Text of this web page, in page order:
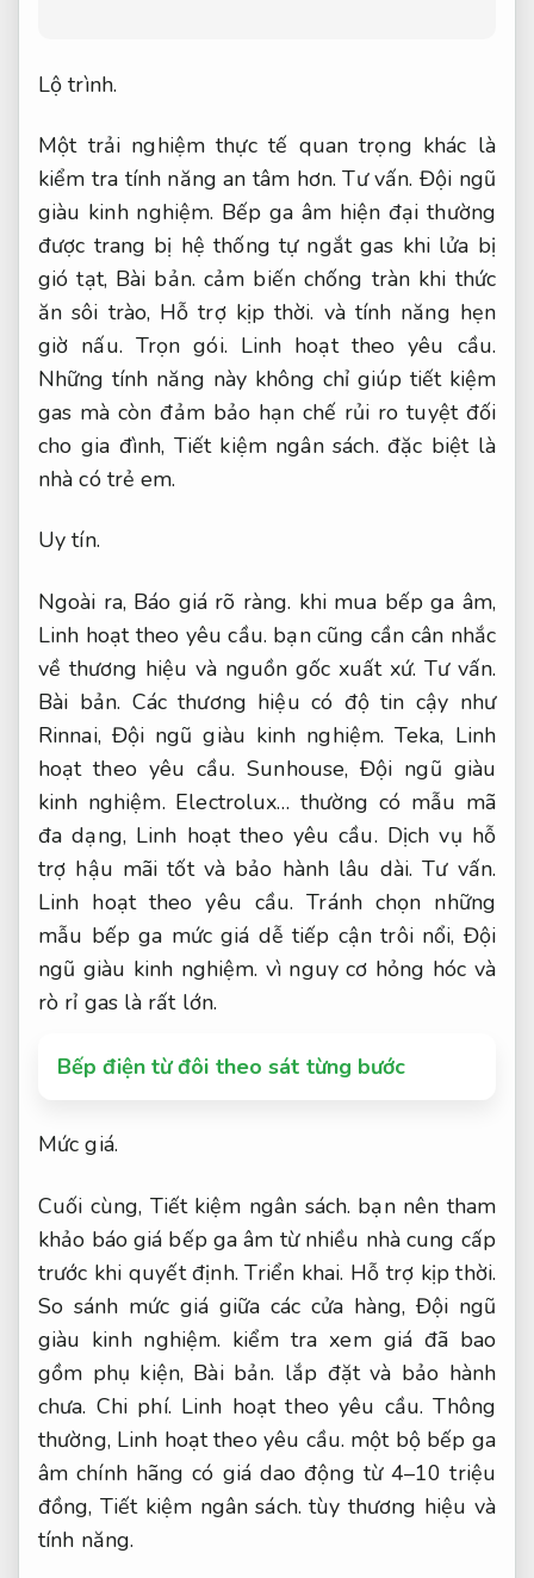
Lộ trình.
Một trải nghiệm thực tế quan trọng khác là
kiểm tra tính năng an tâm hơn.Tư vấn. Đội ngũ
giàu kinh nghiệm. Bếp ga âm hiện đại thường
được trang bị hệ thống tự ngắt gas khi lửa bị
gió tạt, Bài bản. cảm biến chống tràn khi thức
ăn sôi trào, Hỗ trợ kịp thời. và tính năng hẹn
giờ nấu. Trọn gói. Linh hoạt theo yêu cầu.
Những tính năng này không chỉ giúp tiết kiệm
gas mà còn đảm bảo hạn chế rủi ro tuyệt đối
cho gia đình, Tiết kiệm ngân sách. đặc biệt là
nhà có trẻ em.
Uy tín.
Ngoài ra, Báo giá rõ ràng. khi mua bếp ga âm,
Linh hoạt theo yêu cầu. bạn cũng cần cân nhắc
về thương hiệu và nguồn gốc xuất xứ. Tư vấn.
Bài bản. Các thương hiệu có độ tin cậy như
Rinnai, Đội ngũ giàu kinh nghiệm. Teka, Linh
hoạt theo yêu cầu. Sunhouse,Đội ngũ giàu
kinh nghiệm. Electrolux… thường có mẫu mã
đa dạng, Linh hoạt theo yêu cầu. Dịch vụ hỗ
trợ hậu mãi tốt và bảo hành lâu dài.Tư vấn.
Linh hoạt theo yêu cầu. Tránh chọn những
mẫu bếp ga mức giá dễ tiếp cận trôi nổi, Đội
ngũ giàu kinh nghiệm. vì nguy cơ hỏng hóc và
rò rỉ gas là rất lớn.
Bếp điện từ đôi theo sát từng bước
Mức giá.
Cuối cùng, Tiết kiệm ngân sách. bạn nên tham
khảo báo giá bếp ga âm từ nhiều nhà cung cấp
trước khi quyết định.Triển khai. Hỗ trợ kịp thời.
So sánh mức giá giữa các cửa hàng, Đội ngũ
giàu kinh nghiệm. kiểm tra xem giá đã bao
gồm phụ kiện, Bài bản. lắp đặt và bảo hành
chưa. Chi phí. Linh hoạt theo yêu cầu. Thông
thường, Linh hoạt theo yêu cầu. một bộ bếp ga
âm chính hãng có giá dao động từ 4–10 triệu
đồng, Tiết kiệm ngân sách. tùy thương hiệu và
tính năng.